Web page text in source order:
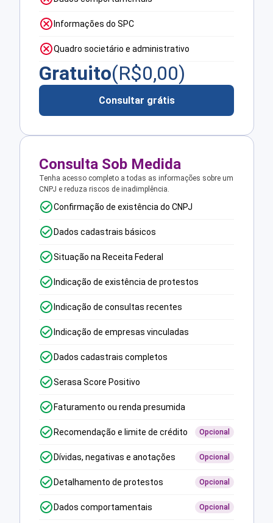
Informações do SPC
Quadro societário e administrativo
Gratuito(R$0,00)
Consultar grátis
Consulta Sob Medida
Tenha acesso completo a todas as informações sobre um
CNPJ e reduza riscos de inadimplência.
Confirmação de existência do CNPJ
Dados cadastrais básicos
Situação na Receita Federal
Indicação de existência de protestos
Indicação de consultas recentes
Indicação de empresas vinculadas
Dados cadastrais completos
Serasa Score Positivo
Faturamento ou renda presumida
Recomendação e limite de crédito Opcional
Dívidas, negativas e anotações Opcional
Detalhamento de protestos Opcional
Dados comportamentais Opcional